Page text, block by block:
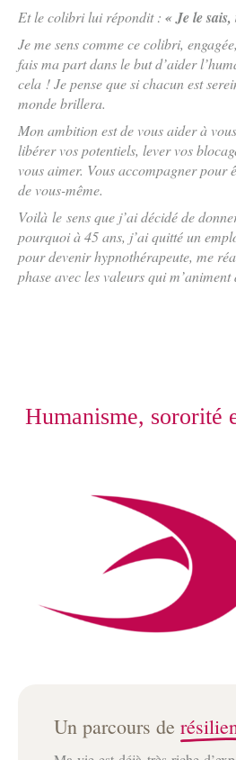
Et le colibri lui répondit : « Je le
Je me sens comme ce colibri, e
fais ma part dans le butd’aider
cela !Je pense que si chacun est
monde brillera.
Mon ambition estde vous aider à
libérer vos potentiels, levervos
vous aimer. Vous accompagner pour
de vous-même.
Voilà le sens que j’ai décidé de
pourquoi à 45 ans, j’ai quitté un
pourdevenir hypnothérapeute, me
phase avec les valeurs qui
Humanisme, sororité
Un parcours de